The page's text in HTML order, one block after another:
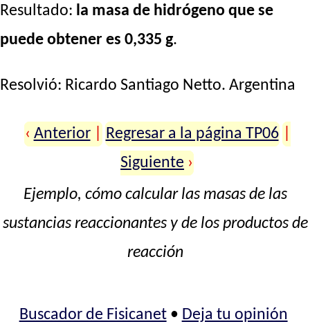
Resultado: la masa de hidrógeno que se
puede obtener es 0,335 g.
Resolvió: Ricardo Santiago Netto. Argentina
‹ Anterior Regresar a la página TP06
Siguiente ›
Ejemplo, cómo calcular las masas de las
sustancias reaccionantes y de los productos de
reacción
Buscador de Fisicanet• Deja tu opinión